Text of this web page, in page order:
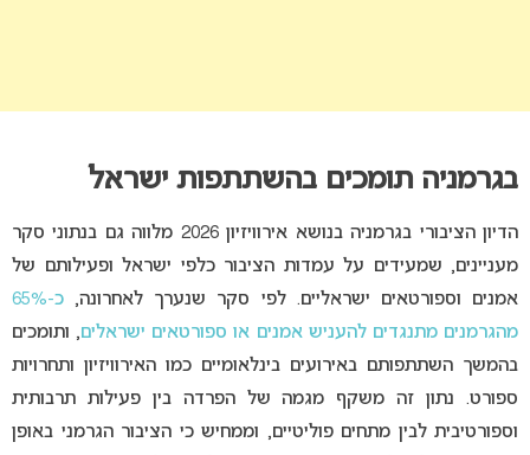
בגרמניה תומכים בהשתתפות ישראל
הדיון הציבורי בגרמניה בנושא אירוויזיון 2026 מלווה גם בנתוני סקר
מעניינים, שמעידים על עמדות הציבור כלפי ישראל ופעילותם של
אמנים וספורטאים ישראליים. לפי סקר שנערך לאחרונה,
כ-65%
מהגרמנים מתנגדים להעניש אמנים או ספורטאים ישראלים, ותומכים
בהמשך השתתפותם באירועים בינלאומיים כמו האירוויזיון ותחרויות
ספורט. נתון זה משקף מגמה של הפרדה בין פעילות תרבותית
וספורטיבית לבין מתחים פוליטיים, וממחיש כי הציבור הגרמני באופן